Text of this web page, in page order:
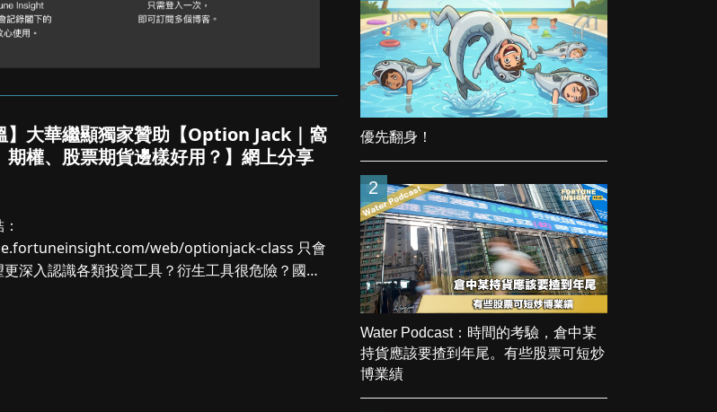
】大華繼顯獨家贊助【Option Jack｜窩
期權、股票期貨邊樣好用？】網上分享
web/optionjack-class 只會
深入認識各類投資工具？衍生工具很危險？國際
優先翻身！
2
Water Podcast：時間的考驗，倉中某
持貨應該要揸到年尾。有些股票可短炒
博業績